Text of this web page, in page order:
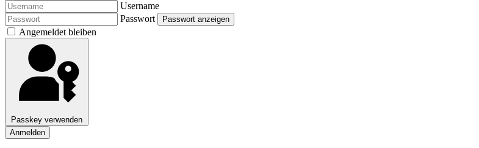
Username
Passwort
Passwort anzeigen
Angemeldet bleiben
Passkey verwenden
Anmelden